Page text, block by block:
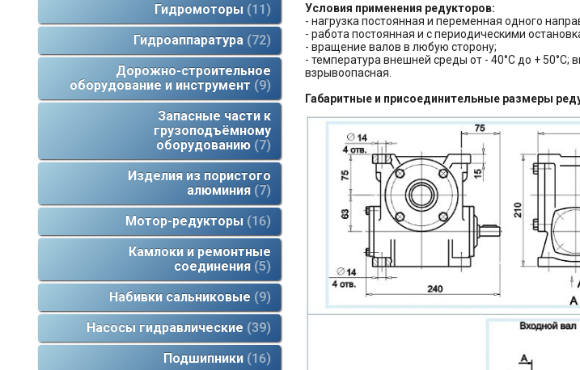
Гидромоторы
11
Гидроаппаратура 72
Дорожно-строительное
оборудование и инструмент
9
Запасные части к
грузоподъёмному
оборудованию 7
Изделия из пористого
алюминия 7
Мотор-редукторы
16
Камлоки и ремонтные
соединения 5
Набивки сальниковые
9
Насосы гидравлические 39
Подшипники 16
Условия применения редукторов:
- нагрузка постоянная и переменная одного
- работа постоянная и с периодическими
- вращение валов в любую сторону;
- температура внешней среды от - 40°С до + 50°С;
взрывоопасная.
Габаритные и присоединительные размеры